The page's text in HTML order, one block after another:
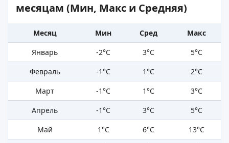
месяцам (Мин, Макс и Средняя)
Месяц Мин Сред
Макс
Январь
-2°C 3°C
5°C
Февраль
-1°C 1°C
2°C
Март
-1°C 1°C
3°C
Апрель
-1°C 3°C
5°C
Май
1°C 6°C
13°C